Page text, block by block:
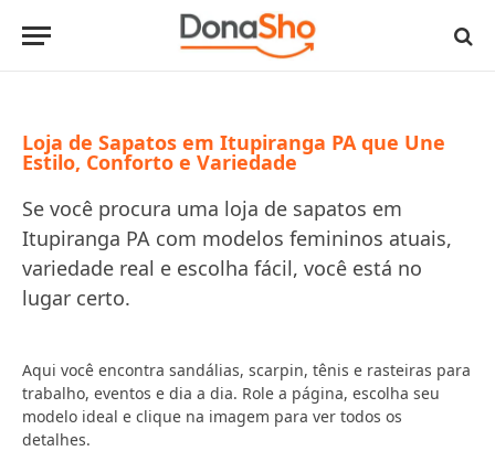
Loja de Sapatos em Itupiranga PA que Une
Estilo, Conforto e Variedade
Se você procura uma loja de sapatos em
Itupiranga PA com modelos femininos atuais,
variedade real e escolha fácil, você está no
lugar certo.
Aqui você encontra sandálias, scarpin, tênis e rasteiras para
trabalho, eventos e dia a dia. Role a página, escolha seu
modelo ideal e clique na imagem para ver todos os
detalhes.